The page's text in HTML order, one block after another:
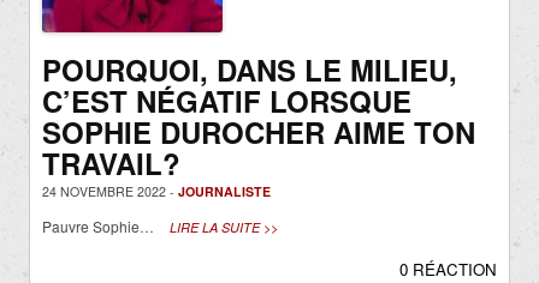
POURQUOI, DANS LE MILIEU,
C’EST NÉGATIF LORSQUE
SOPHIE DUROCHER AIME TON
TRAVAIL?
24 NOVEMBRE 2022 - JOURNALISTE
Pauvre Sophie… LIRE LA SUITE >>
0 RÉACTION